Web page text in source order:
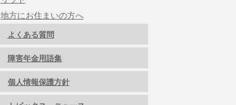
地方にお住まいの方へ
よくある質問
障害年金用語集
個人情報保護方針